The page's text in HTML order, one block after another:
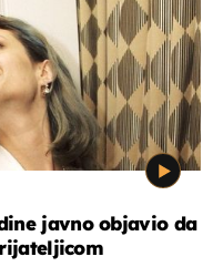
javno objavio da